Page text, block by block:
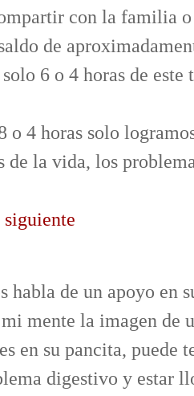
con la familia
de
6 o 4 horas de este
o 4 horas solo
de la vida, los
habla de un apoyo en
mente la imagen de
en su pancita, puede
digestivo y estar